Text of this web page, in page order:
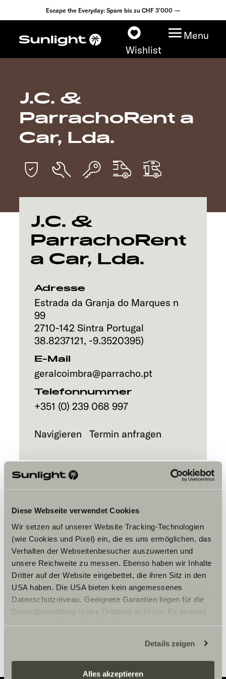
Diese Webseite verwendet Cookies
Wir setzen auf unserer Website Tracking-Technologien
(wie Cookies und Pixel) ein, die es uns ermöglichen, das
Verhalten der Webseitenbesucher auszuwerten und
unsere Reichweite zu messen. Ebenso haben wir Inhalte
Dritter auf der Website eingebettet, die ihren Sitz in den
USA haben. Die USA bieten kein angemessenes
Datenschutzniveau. Geeignete Garantien liegen für die
Datenübermittlung in das Drittland nicht vor. Es besteht
ein erhöhtes Risiko für Betroffene, da diesen
zustehen. Eingesetzte Dienstleister können Daten für
eigene Zwecke verarbeiten und mit anderen Daten
zusammenführen. Weitere Informationen finden Sie hier:
Details zeigen
Alles akzeptieren
Escape the Everyday: Spare bis zu CHF 3'000 →
Wishlist
Menu
Modelle
Konfigurator
Fahrzeugfinder
Explore
Service
J.C. &
ParrachoRent a
Car, Lda.
J.C. &
ParrachoRent
a Car, Lda.
Adresse
Estrada da Granja do Marques n
99
2710-142 Sintra Portugal
38.8237121, -9.3520395)
E-Mail
geralcoimbra@parracho.pt
Telefonnummer
+351 (0) 239 068 997
Navigieren Termin anfragen
Bitte akzeptiere die Marketing-
Cookies, um die Inhalte zu sehen.
Cookie-Einstellungen